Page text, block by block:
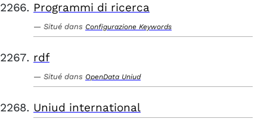
Programmi di ricerca
Situé dans Configurazione Keywords
rdf
Situé dans OpenData Uniud
Uniud international